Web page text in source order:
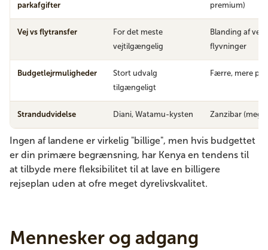
parkafgifter
premium)
Vej vs flytransfer
For det meste
vejtilgængelig
Blanding af
flyvninger
Budgetlejrmuligheder
Stort udvalg
tilgængeligt
Færre, mere
Strandudvidelse Diani, Watamu-kysten Zanzibar
Ingen af landene er virkelig "billige", men hvis budgettet
er din primære begrænsning, har Kenya en tendens til
at tilbyde mere fleksibilitet til at lave en billigere
rejseplan uden at ofre meget dyrelivskvalitet.
Mennesker og adgang